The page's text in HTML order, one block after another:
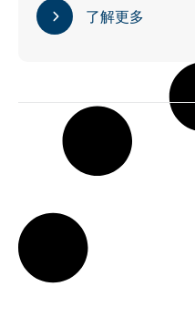
了解更多